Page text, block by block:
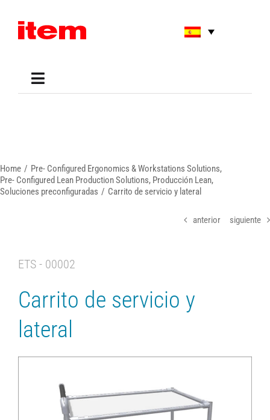
content
Toggle
Support
About us
Home
Pre- Configured Ergonomics & Workstations Solutions
Pre- Configured Lean Production Solutions Producción Lean
Soluciones preconfiguradas
Carrito de servicio y lateral
anterior siguiente
ETS - 00002
Carrito de servicio y
lateral